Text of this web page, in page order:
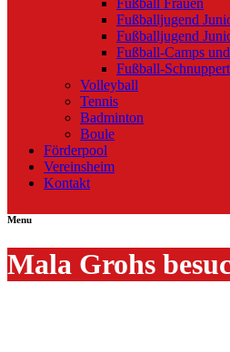
Fußball Frauen
Fußballjugend
Fußballjugend
Fußball-Camps
Fußball-
Volleyball
Tennis
Badminton
Boule
Förderpool
Vereinsheim
Kontakt
Menu
Mala Grohs